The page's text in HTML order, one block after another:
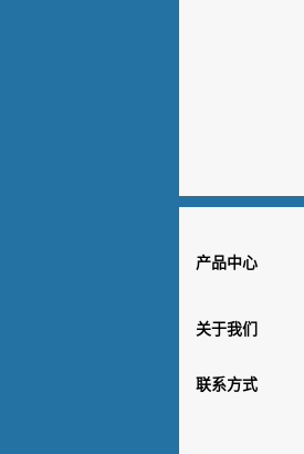
产品中心
关于我们
联系方式